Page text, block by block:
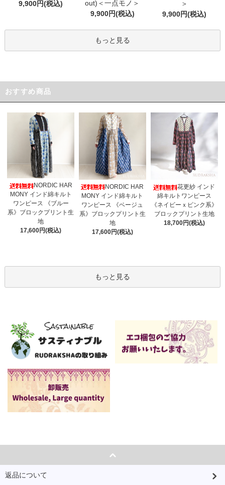
9,900円(税込)
out)＜一点モノ＞
9,900円(税込)
＞
9,900円(税込)
もっと見る
おすすめ商品
NORDIC HAR
MONY インド綿キルト
ワンピース 《ブルー
系》ブロックプリント生
地
17,600円(税込)
NORDIC HAR
MONY インド綿キルト
ワンピース 《ベージュ
系》ブロックプリント生
地
17,600円(税込)
花更紗 インド
綿キルトワンピース
《ネイビーｘピンク系》
ブロックプリント生地
18,700円(税込)
もっと見る
返品について